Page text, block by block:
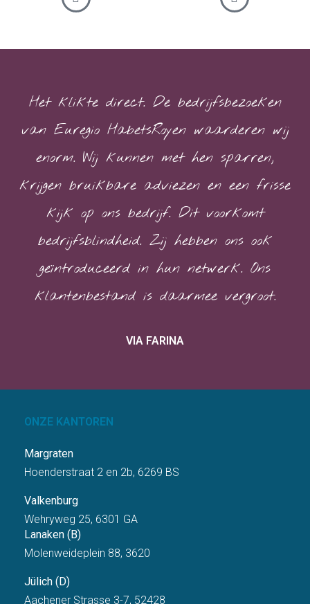
Het klikte direct. De bedrijfsbezoeken
van Euregio HabetsRoyen waarderen wij
enorm. Wij kunnen met hen sparren,
krijgen bruikbare adviezen en een frisse
kijk op ons bedrijf. Dit voorkomt
bedrijfsblindheid. Zij hebben ons ook
geïntroduceerd in hun netwerk. Ons
klantenbestand is daarmee vergroot.
VIA FARINA
ONZE KANTOREN
Margraten
Hoenderstraat 2 en 2b, 6269 BS
Valkenburg
Wehryweg 25, 6301 GA
Lanaken (B)
Molenweideplein 88, 3620
Jülich (D)
Aachener Strasse 3-7, 52428